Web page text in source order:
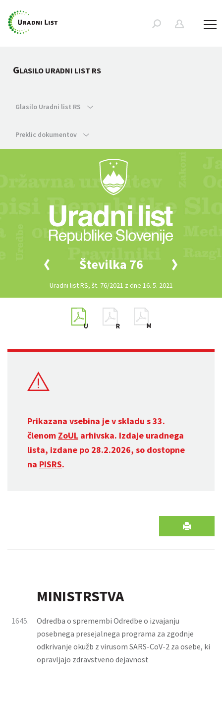
GLASILO URADNI LIST RS
Glasilo Uradni list RS
Preklic dokumentov
Številka 76
Uradni list RS, št. 76/2021 z dne 16. 5. 2021
Prikazana vsebina je v skladu s 33.
členom ZoUL arhivska. Izdaje uradnega
lista, izdane po 28.2.2026, so dostopne
na PISRS.
MINISTRSTVA
1645.
Odredba o spremembi Odredbe o izvajanju
posebnega presejalnega programa za zgodnje
odkrivanje okužb z virusom SARS-CoV-2 za osebe, ki
opravljajo zdravstveno dejavnost